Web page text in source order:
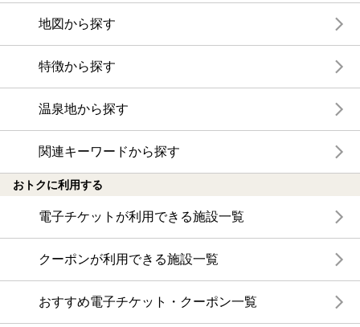
地図から探す
特徴から探す
温泉地から探す
関連キーワードから探す
おトクに利用する
電子チケットが利用できる施設一覧
クーポンが利用できる施設一覧
おすすめ電子チケット・クーポン一覧